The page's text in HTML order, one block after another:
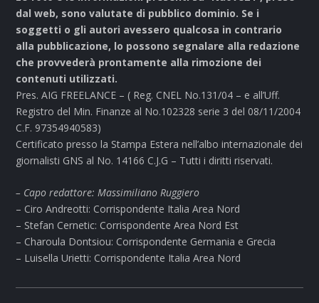
dal web, sono valutate di pubblico dominio. Se i
soggetti o gli autori avessero qualcosa in contrario
alla pubblicazione, lo possono segnalare alla redazione
che provvederà prontamente alla rimozione dei
contenuti utilizzati.
Pres. AIG FREELANCE – ( Reg. CNEL No.131/04 – e all’Uff.
Registro del Min. Finanze al No.102328 serie 3 del 08/11/2004
C.F. 97354940583)
Certificato presso la Stampa Estera nell’albo internazionale dei
giornalisti GNS al No. 14166 C.J.G – Tutti i diritti riservati.
– Capo redattore: Massimiliano Ruggiero
– Ciro Andreotti: Corrispondente Italia Area Nord
– Stefan Cernetic: Corrispondente Area Nord Est
– Charoula Dontsiou: Corrispondente Germania e Grecia
– Luisella Urietti: Corrispondente Italia Area Nord